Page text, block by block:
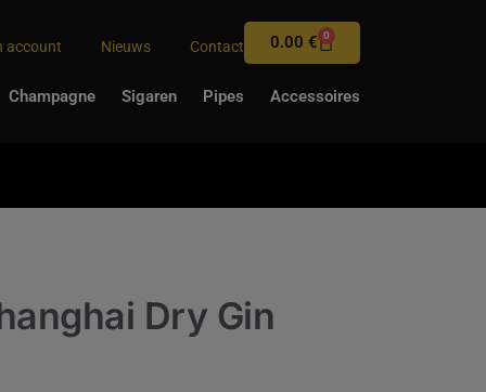
account Nieuws Contact 0.00€ 0
Champagne Sigaren Pipes Accessoires
Dry Gin